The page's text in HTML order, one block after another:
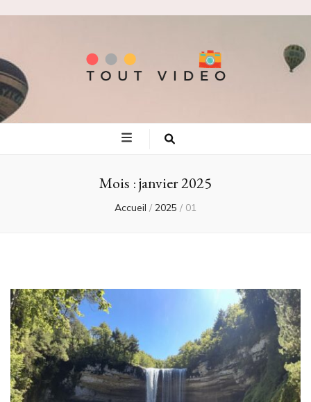
Tout video
Les meilleures adresses de voyage!
Mois :janvier 2025
Accueil / 2025 / 01